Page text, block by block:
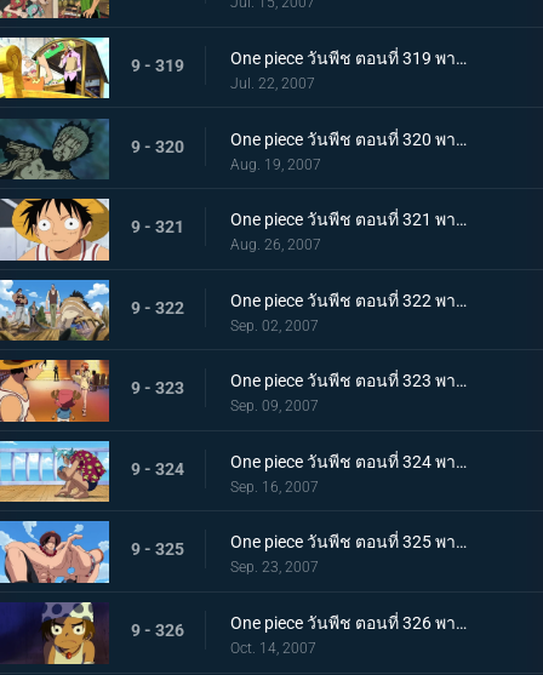
9 - 319 One piece วันพีช ตอนที่ 319 พากย์ไทย ซันจิตกตะลึง! คุณลุงลึกลับกับอาหารอร่อยเหาะ!
Jul. 22, 2007
9 - 320 One piece วันพีช ตอนที่ 320 พากย์ไทย สุดท้ายก็มีค่าหัวกันครบ! ทั้งกลุ่มเกิน 600 ร้อยล้าน
Aug. 19, 2007
9 - 321 One piece วันพีช ตอนที่ 321 พากย์ไทย ราชาแห่งสรรพสัตว์เผชิญหน้ากับทะเล! เรือในฝันสุดอลังการ!
Aug. 26, 2007
9 - 322 One piece วันพีช ตอนที่ 322 พากย์ไทย ลาก่อนเหล่าลูกน้องที่รัก! แฟรงกี้แยกตัว!
Sep. 02, 2007
9 - 323 One piece วันพีช ตอนที่ 323 พากย์ไทย ออกจากเมืองแห่งน้ำ! การสะสางของลูกผู้ชายนายอุซป!
Sep. 09, 2007
9 - 324 One piece วันพีช ตอนที่ 324 พากย์ไทย ใบค่าหัวกระจายไปทั่ว บ้านเกิดเริงร่ากับเรือที่มุ่งหน้า!
Sep. 16, 2007
9 - 325 One piece วันพีช ตอนที่ 325 พากย์ไทย ความสามารถสุดชั่วร้าย! ความมืดของหนวดดำจู่โจมเอส!
Sep. 23, 2007
9 - 326 One piece วันพีช ตอนที่ 326 พากย์ไทย กลุ่มโจรสลัดปริศนา! เรือซันนี่และกับดักอันตราย!!!
Oct. 14, 2007